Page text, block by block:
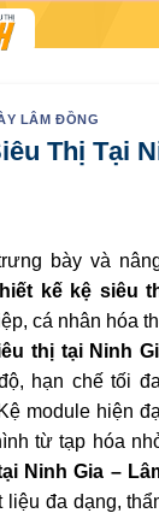
LÂM ĐỒNG
Thị Tại
bày và
kế kệ siêu
cá nhân hóa
thị tại Ninh
hạn chế tối
module hiện
từ tạp hóa
Ninh Gia –
liệu đa dạng,